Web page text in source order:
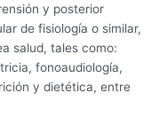
y posterior
de fisiología o similar,
salud, tales como:
fonoaudiología,
y dietética, entre